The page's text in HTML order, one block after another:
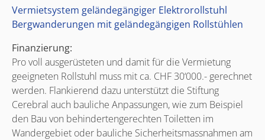
Vermietsystem geländegängiger Elektrorollstuhl
Bergwanderungen mit geländegängigen Rollstühlen
Finanzierung:
Pro voll ausgerüsteten und damit für die Vermietung
geeigneten Rollstuhl muss mit ca. CHF 30‘000.- gerechnet
werden. Flankierend dazu unterstützt die Stiftung
Cerebral auch bauliche Anpassungen, wie zum Beispiel
den Bau von behindertengerechten Toiletten im
Wandergebiet oder bauliche Sicherheitsmassnahmen am